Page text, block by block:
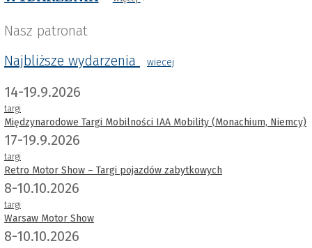
Nasz patronat
Najbliższe wydarzenia
wiecej
14-19.9.2026
targi
Międzynarodowe Targi Mobilności IAA Mobility (Monachium, Niemcy)
17-19.9.2026
targi
Retro Motor Show – Targi pojazdów zabytkowych
8-10.10.2026
targi
Warsaw Motor Show
8-10.10.2026